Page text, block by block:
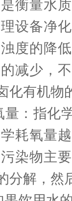
衡量水
设备净
度的降
减少，
化有机物
：指化学
耗氧量
染物主
分解，然